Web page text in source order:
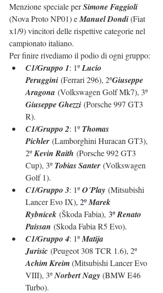
Menzione speciale per Simone Faggioli
(Nova Proto NP01) e Manuel Dondi (Fiat
x1/9) vincitori delle rispettive categorie nel
campionato italiano.
Per finire rivediamo il podio di ogni gruppo:
C1/Gruppo 1: 1º Lucio
Peruggini (Ferrari 296), 2ºGiuseppe
Aragona (Volkswagen Golf Mk7), 3º
Giuseppe Ghezzi (Porsche 997 GT3
R).
C1/Gruppo 2: 1º Thomas
Pichler (Lamborghini Huracan GT3),
2º Kevin Raith (Porsche 992 GT3
Cup), 3º Tobias Santer (Volkswagen
Golf 1).
C1/Gruppo 3: 1º O´Play (Mitsubishi
Lancer Evo IX), 2º Marek
Rybnicek (Škoda Fabia), 3º Renato
Paissan (Skoda Fabia R5 Evo).
C1/Gruppo 4: 1º Matija
Jurisic (Peugeot 308 TCR 1.6), 2º
Achim Kreim (Mitsubishi Lancer Evo
VIII), 3º Norbert Nagy (BMW E46
Turbo).